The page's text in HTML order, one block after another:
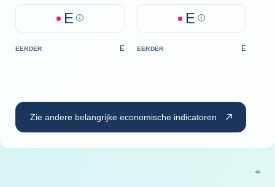
E Help E Help
EERDER E EERDER E
Zie andere belangrijke economische indicatoren